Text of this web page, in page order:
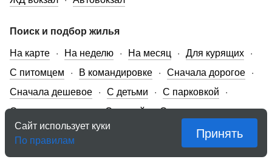
Поиск и подбор жилья
На карте
На неделю На месяц
Для курящих
С питомцем
В командировке
Сначала дорогое
Сначала дешевое
С детьми
С парковкой
С кондиционером
С кухней
С отзывами
Для двоих
Для троих
Дома и коттеджи
Однокомнатные квартиры
Сайт использует куки
По правилам
Принять